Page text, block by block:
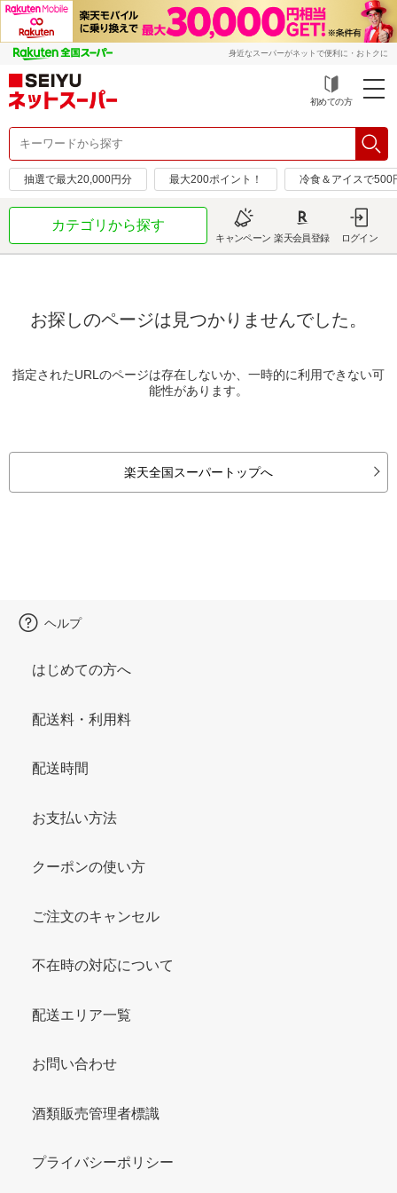
身近なスーパーがネットで便利に・おトクに
初めての方
抽選で最大20,000円分 最大200ポイント！ 冷食＆アイスで500
カテゴリから探す
キャンペーン 楽天会員登録 ログイン
お探しのページは見つかりませんでした。
指定されたURLのページは存在しないか、一時的に利用できない可
能性があります。
楽天全国スーパートップへ
ヘルプ
はじめての方へ
配送料・利用料
配送時間
お支払い方法
クーポンの使い方
ご注文のキャンセル
不在時の対応について
配送エリア一覧
お問い合わせ
酒類販売管理者標識
プライバシーポリシー